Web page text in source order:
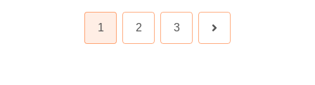
1 2 3 次